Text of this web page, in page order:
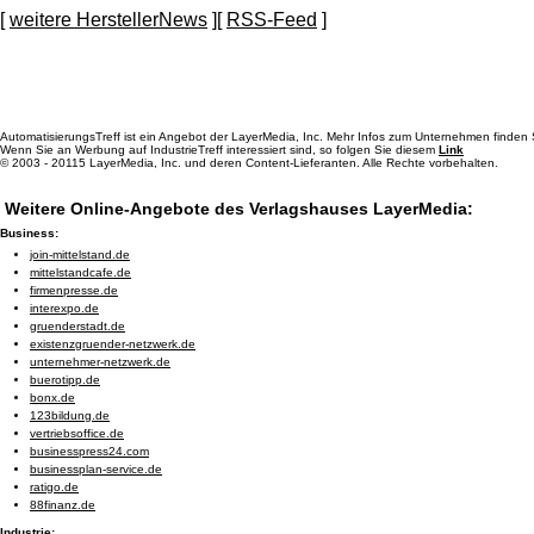
[weitere HerstellerNews ][ RSS-Feed ]
AutomatisierungsTreff ist ein Angebot der LayerMedia, Inc. Mehr Infos zum Unternehmen finden
Wenn Sie an Werbung auf IndustrieTreff interessiert sind, so folgen Sie diesem Link
© 2003 - 20115 LayerMedia, Inc. und deren Content-Lieferanten. Alle Rechte vorbehalten.
Weitere Online-Angebote des Verlagshauses LayerMedia:
Business:
join-mittelstand.de
mittelstandcafe.de
firmenpresse.de
interexpo.de
gruenderstadt.de
existenzgruender-netzwerk.de
unternehmer-netzwerk.de
buerotipp.de
bonx.de
123bildung.de
vertriebsoffice.de
businesspress24.com
businessplan-service.de
ratigo.de
88finanz.de